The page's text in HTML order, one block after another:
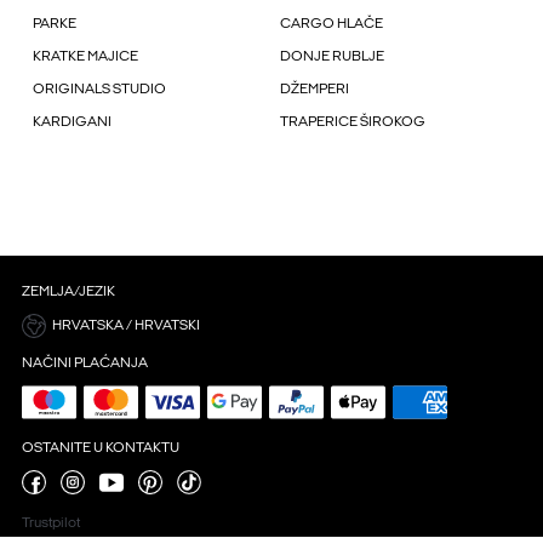
PARKE CARGO HLAČE
KRATKE MAJICE DONJE RUBLJE
ORIGINALS STUDIO DŽEMPERI
KARDIGANI TRAPERICE ŠIROKOG
ZEMLJA/JEZIK
HRVATSKA / HRVATSKI
NAČINI PLAĆANJA
OSTANITE U KONTAKTU
Trustpilot